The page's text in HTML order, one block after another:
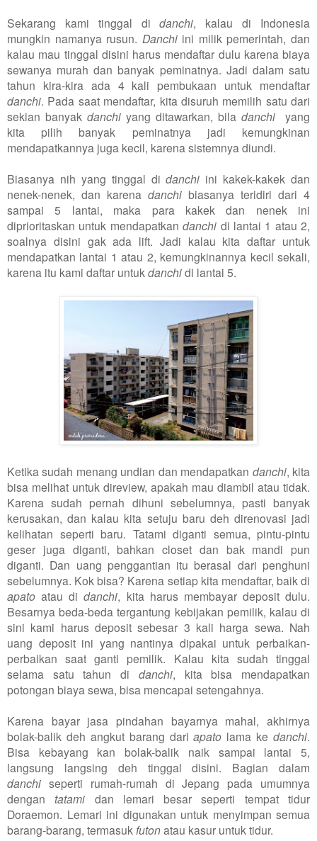
Sekarang kami tinggal didanchi, kalau di Indonesia
mungkin namanya rusun. Danchi ini milik pemerintah, dan
kalau mau tinggal disini harus mendaftar dulu karena biaya
sewanya murah dan banyak peminatnya. Jadi dalam satu
tahun kira-kira ada 4 kali pembukaan untuk mendaftar
danchi. Pada saat mendaftar, kita disuruh memilih satu dari
sekian banyak danchi yang ditawarkan, bila danchi
yang
kita pilih banyak peminatnya jadi kemungkinan
mendapatkannya juga kecil, karena sistemnya diundi.
Biasanya nih yang tinggal didanchi ini kakek-kakek dan
nenek-nenek, dan karena danchi biasanya teridiri dari 4
sampai 5 lantai, maka para kakek dan nenek ini
diprioritaskan untuk mendapatkandanchi di lantai 1 atau 2,
soalnya disini gak ada lift. Jadi kalau kita daftar untuk
mendapatkan lantai 1 atau 2, kemungkinannya kecil sekali,
karena itu kami daftar untuk danchidi lantai 5.
Ketika sudah menang undian dan mendapatkan danchi, kita
bisa melihat untuk direview, apakah mau diambil atau tidak.
Karena sudah pernah dihuni sebelumnya, pasti banyak
kerusakan, dan kalau kita setuju baru deh direnovasi jadi
kelihatan seperti baru. Tatami diganti semua, pintu-pintu
geser juga diganti, bahkan closet dan bak mandi pun
diganti. Dan uang penggantian itu berasal dari penghuni
sebelumnya. Kok bisa? Karena setiap kita mendaftar, baik di
apato atau didanchi, kita harus membayar deposit dulu.
Besarnya beda-beda tergantung kebijakan pemilik, kalau di
sini kami harus deposit sebesar 3 kali harga sewa. Nah
uang deposit ini yang nantinya dipakai untuk perbaikan-
perbaikan saat ganti pemilik. Kalau kita sudah tinggal
selama satu tahun di danchi, kita bisa mendapatkan
potongan biaya sewa, bisa mencapai setengahnya.
Karena bayar jasa pindahan bayarnya mahal, akhirnya
bolak-balik deh angkut barang dariapato lama ke danchi.
Bisa kebayang kan bolak-balik naik sampai lantai 5,
langsung langsing deh tinggal disini. Bagian dalam
danchi seperti rumah-rumah di Jepang pada umumnya
dengantatami dan lemari besar seperti tempat tidur
Doraemon. Lemari ini digunakan untuk menyimpan semua
barang-barang, termasuk futonatau kasur untuk tidur.